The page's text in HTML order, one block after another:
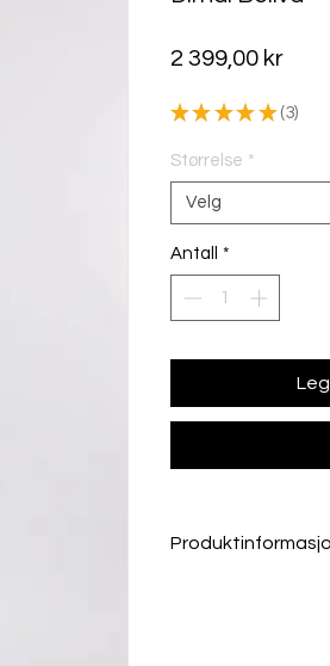
2 399,00 krPris
★ ★ ★ ★ ★ 3
3
Størrelse *
Velg
Antall *